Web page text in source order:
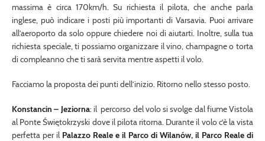
massima è circa 170km/h. Su richiesta il pilota, che anche parla
inglese, può indicare i posti più importanti di Varsavia. Puoi arrivare
all’aeroporto da solo oppure chiedere noi di aiutarti. Inoltre, sulla tua
richiesta speciale, ti possiamo organizzare il vino, champagne o torta
di compleanno che ti sarà servita mentre aspetti il volo.
Facciamo la proposta dei punti dell’inizio. Ritorno nello stesso posto.
Konstancin – Jeziorna: il percorso del volo si svolge dal fiume Vistola
al Ponte Świętokrzyski dove il pilota ritorna. Durante il volo c’è la vista
perfetta per il Palazzo Reale e il Parco di Wilanów, il Parco Reale di